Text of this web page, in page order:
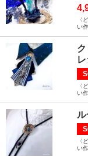
〈
い
〈
い
〈
い